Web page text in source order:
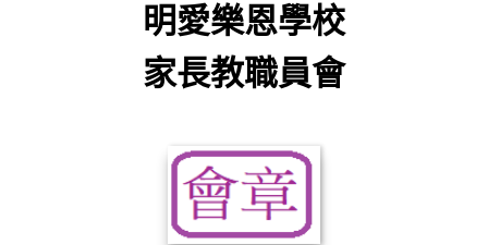
明愛樂恩學校
家長教職員會